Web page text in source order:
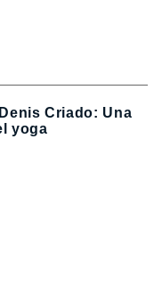
Criado: Una
yoga